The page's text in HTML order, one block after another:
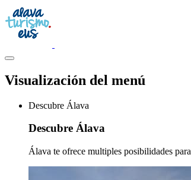
Visualización del menú
Descubre Álava
Descubre Álava
Álava te ofrece multiples posibilidades